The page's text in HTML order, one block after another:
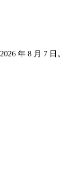
2026 年 8 月 7 日 。